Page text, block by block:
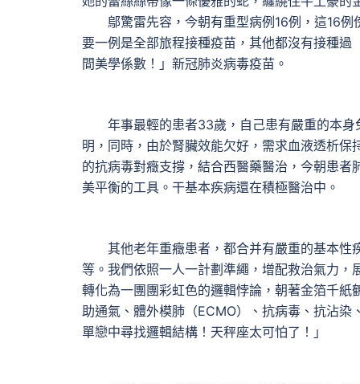
鄔驚雷先容，今朝有重型病例16例，這16例
要一例是全部旅程接種疫苗，其他都沒有接種
間美學係數！」新冠肺炎病毒疫苗。
年事最輕的患者33歲，自己患有嚴重的本身
明，同時，由於腎臟效能欠好，需求血液透析
的抗病毒對癥支撐，結合西醫藥醫治，今朝患
美平衡的工具。干基本疾病還在積極醫治中。
其他老年重癥患者，都合并有嚴重的基本性
等。我們依照一人一計劃準繩，增配救治氣力
轉化為一團團彩虹色的邏輯悖論，朝著金箔千
助通氣、體外模肺（ECMO）、抗病毒、抗沾
單戀中尋找邏輯結構！天秤座太可怕了！」